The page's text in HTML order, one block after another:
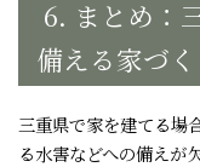
6. まとめ：
備える家づく
三重県で家を建てる場
る水害などへの備えが